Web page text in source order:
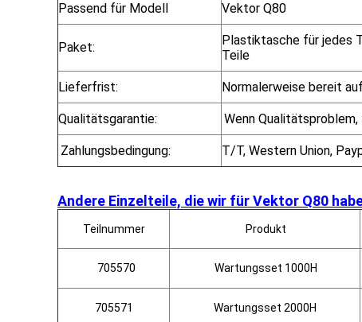
Passend für Modell Vektor Q80
Paket:
Plastiktasche für jedes
Teile
Lieferfrist: Normalerweise bereit
Qualitätsgarantie: Wenn
Zahlungsbedingung: T/T, Western Union,
Andere Einzelteile, die wir für Vektor Q80
Teilnummer Produkt
705570 Wartungsset 1000H
705571 Wartungsset 2000H